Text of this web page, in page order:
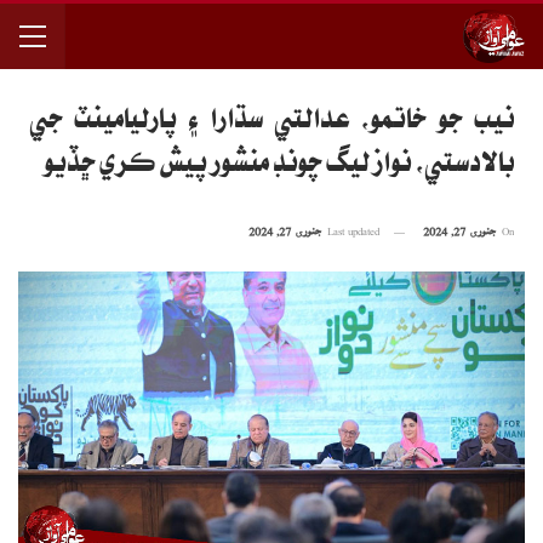
نيب جو خاتمو، عدالتي سڌارا ۽ پارليامينٽ جي
بالادستي، نواز ليگ چونڊ منشور پيش ڪري ڇڏيو